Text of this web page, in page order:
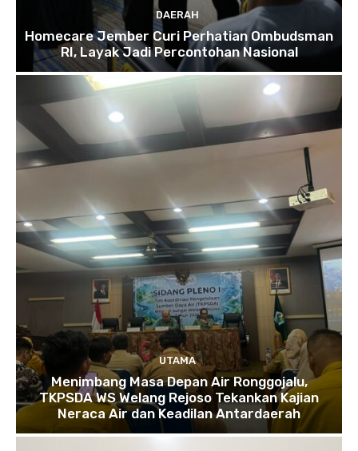
DAERAH
Homecare Jember Curi Perhatian Ombudsman
RI, Layak Jadi Percontohan Nasional
UTAMA
Menimbang Masa Depan Air Ronggojalu,
TKPSDA WS Welang Rejoso Tekankan Kajian
Neraca Air dan Keadilan Antardaerah